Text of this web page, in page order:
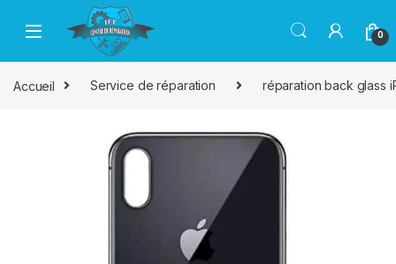
Passer à la navigation
Aller au contenu
0
Accueil Service de réparation réparation back glass